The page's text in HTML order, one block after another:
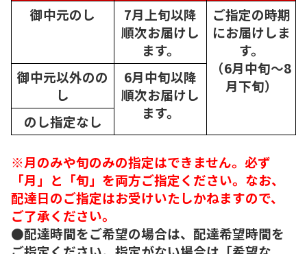
御中元のし
7月上旬以降
順次お届けし
ます。
ご指定の時期
にお届けしま
す。
（6月中旬～8
月下旬）
御中元以外のの
し
6月中旬以降
順次お届けし
ます。
のし指定なし
※月のみや旬のみの指定はできません。必ず
「月」と「旬」を両方ご指定ください。なお、
配達日のご指定はお受けいたしかねますので、
ご了承ください。
●配達時間をご希望の場合は、配達希望時間を